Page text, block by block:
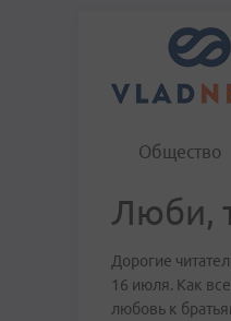
Общество
Люби,
Дорогие
16 июля. Как
любовь к